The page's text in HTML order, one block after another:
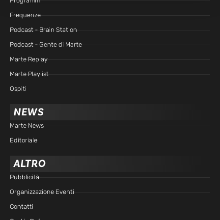
Frequenze
Podcast - Brain Station
Podcast - Gente di Marte
Marte Replay
Marte Playlist
Ospiti
NEWS
Marte News
Editoriale
ALTRO
Pubblicità
Organizzazione Eventi
Contatti